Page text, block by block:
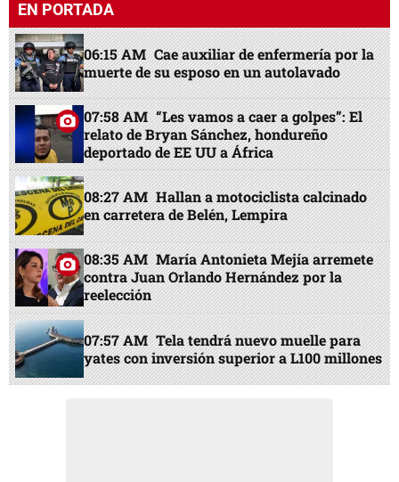
EN PORTADA
06:15 AM Cae auxiliar de enfermería por la
muerte de su esposo en un autolavado
07:58 AM “Les vamos a caer a golpes”: El
relato de Bryan Sánchez, hondureño
deportado de EE UU a África
08:27 AM Hallan a motociclista calcinado
en carretera de Belén, Lempira
08:35 AM María Antonieta Mejía arremete
contra Juan Orlando Hernández por la
reelección
07:57 AM Tela tendrá nuevo muelle para
yates con inversión superior a L100 millones